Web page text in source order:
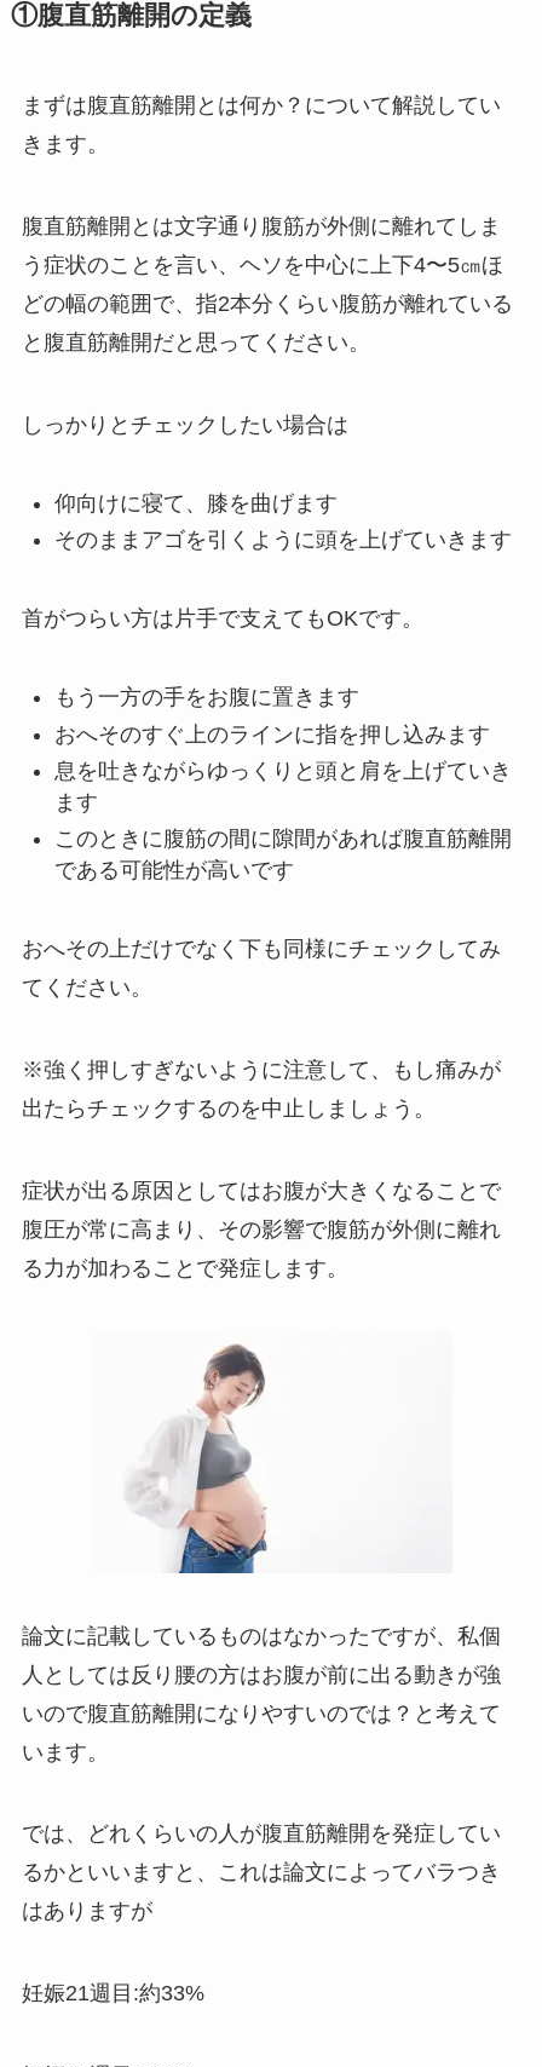
①腹直筋離開の定義
まずは腹直筋離開とは何か？について解説してい
きます。
腹直筋離開とは文字通り腹筋が外側に離れてしま
う症状のことを言い、ヘソを中心に上下4〜5㎝ほ
どの幅の範囲で、指2本分くらい腹筋が離れている
と腹直筋離開だと思ってください。
しっかりとチェックしたい場合は
仰向けに寝て、膝を曲げます
そのままアゴを引くように頭を上げていきます
首がつらい方は片手で支えてもOKです。
もう一方の手をお腹に置きます
おへそのすぐ上のラインに指を押し込みます
息を吐きながらゆっくりと頭と肩を上げていき
ます
このときに腹筋の間に隙間があれば腹直筋離開
である可能性が高いです
おへその上だけでなく下も同様にチェックしてみ
てください。
※強く押しすぎないように注意して、もし痛みが
出たらチェックするのを中止しましょう。
症状が出る原因としてはお腹が大きくなることで
腹圧が常に高まり、その影響で腹筋が外側に離れ
る力が加わることで発症します。
論文に記載しているものはなかったですが、私個
人としては反り腰の方はお腹が前に出る動きが強
いので腹直筋離開になりやすいのでは？と考えて
います。
では、どれくらいの人が腹直筋離開を発症してい
るかといいますと、これは論文によってバラつき
はありますが
妊娠21週目:約33%